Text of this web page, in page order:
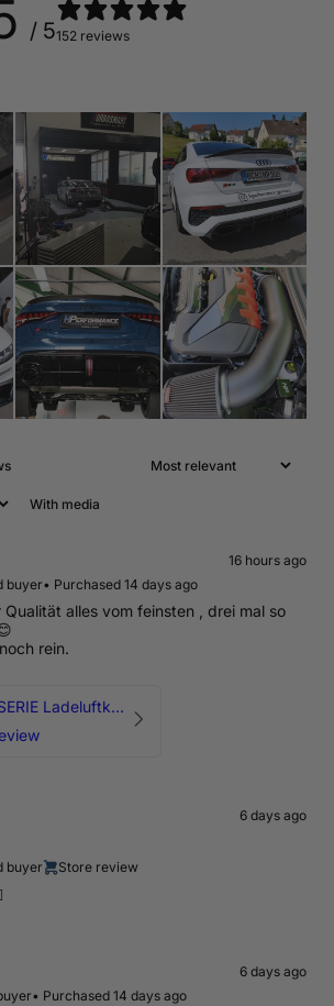
/ 5152 reviews
With media
16 hours ago
buyer• Purchased 14 days ago
Qualität alles vom feinsten , drei mal so
rein.
SPORT SERIE Ladeluftkühler mit TÜV für Audi RSQ3 F3 ab 2019 - DNWA
6 days ago
buyer Store review
6 days ago
• Purchased 14 days ago